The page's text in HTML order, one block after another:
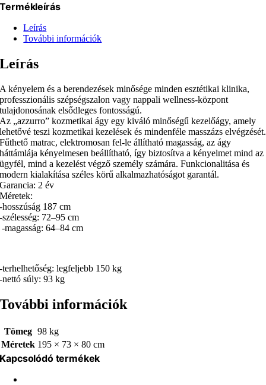
Termékleírás
Leírás
További információk
Leírás
A kényelem és a berendezések minősége minden esztétikai klinika,
professzionális szépségszalon vagy nappali wellness-központ
tulajdonosának elsődleges fontosságú.
Az „azzurro” kozmetikai ágy egy kiváló minőségű kezelőágy, amely
lehetővé teszi kozmetikai kezelések és mindenféle masszázs elvégzését.
Fűthető matrac, elektromosan fel-le állítható magasság, az ágy
háttámlája kényelmesen beállítható, így biztosítva a kényelmet mind az
ügyfél, mind a kezelést végző személy számára. Funkcionalitása és
modern kialakítása széles körű alkalmazhatóságot garantál.
Garancia: 2 év
Méretek:
-hosszúság 187 cm
-szélesség: 72–95 cm
-magasság: 64–84 cm
-terhelhetőség: legfeljebb 150 kg
-nettó súly: 93 kg
További információk
Tömeg 98 kg
Méretek 195 × 73 × 80 cm
Kapcsolódó termékek